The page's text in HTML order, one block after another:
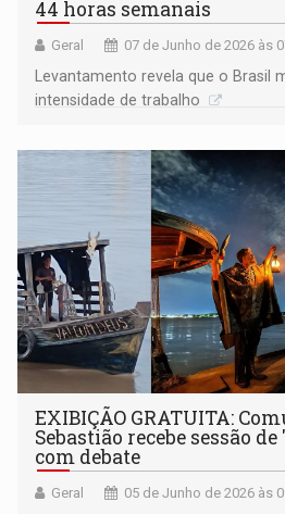
44 horas semanais
Geral 07 de Junho de 2026 às
Levantamento revela que o Brasil
intensidade de trabalho
EXIBIÇÃO GRATUITA:
Sebastião recebe sessão
com debate
Geral 05 de Junho de 2026 às